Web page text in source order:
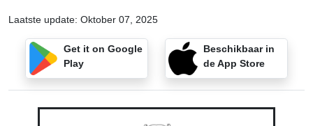
Laatste update: Oktober 07, 2025
Get it on Google
Play
Beschikbaar in
de App Store